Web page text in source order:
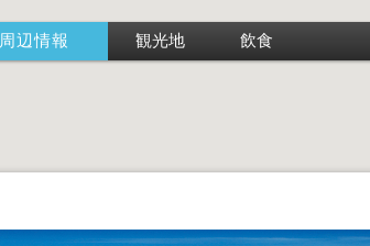
周辺情報 観光地 飲食